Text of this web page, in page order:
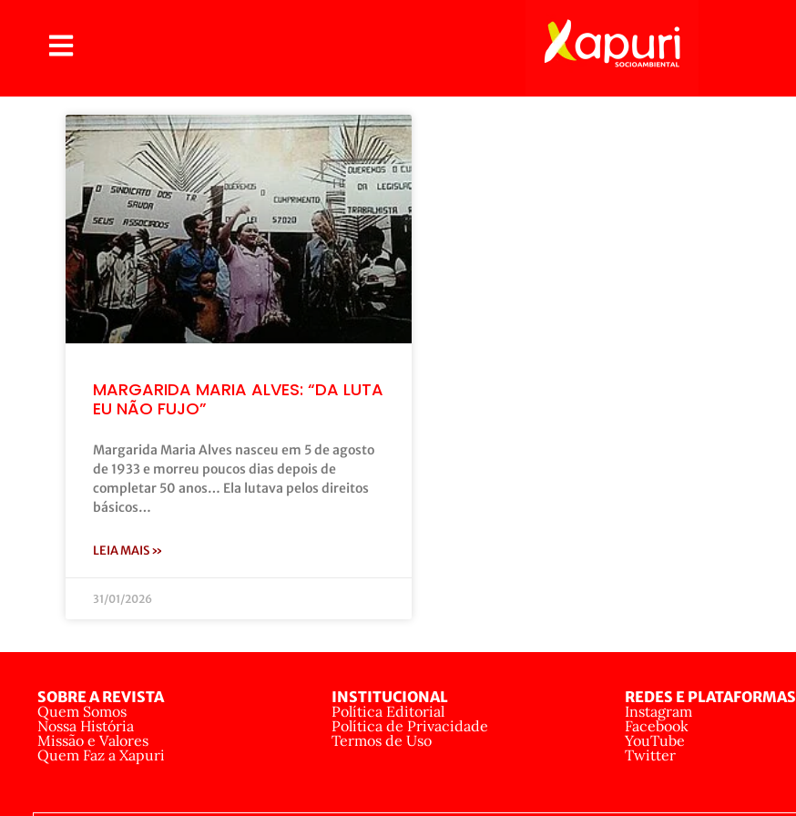
MARGARIDA MARIA ALVES: “DA LUTA
EU NÃO FUJO”
Margarida Maria Alves nasceu em 5 de agosto
de 1933 e morreu poucos dias depois de
completar 50 anos… Ela lutava pelos direitos
básicos…
LEIA MAIS »
31/01/2026
SOBRE A REVISTA
Quem Somos
Nossa História
Missão e Valores
Quem Faz a Xapuri
INSTITUCIONAL
Política Editorial
Política de Privacidade
Termos de Uso
REDES E PLATAFORMAS
Instagram
Facebook
YouTube
Twitter